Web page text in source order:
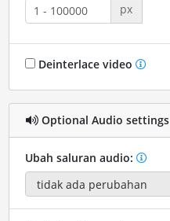
px
Deinterlace video
Optional Audio settings
Ubah saluran audio: